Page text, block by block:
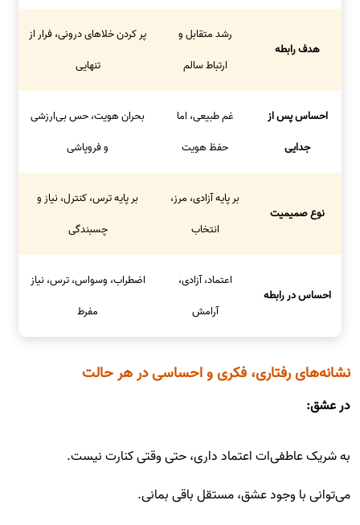
هدف رابطه
رشد متقابل و
ارتباط سالم
پر کردن خلاهای درونی، فرار از
تنهایی
احساس پس از
جدایی
غم طبیعی، اما
حفظ هویت
بحران هویت، حس بی‌ارزشی
و فروپاشی
نوع صمیمیت
بر پایه آزادی، مرز،
انتخاب
بر پایه ترس، کنترل، نیاز و
چسبندگی
احساس در رابطه
اعتماد، آزادی،
آرامش
اضطراب، وسواس، ترس، نیاز
مفرط
نشانه‌های رفتاری، فکری و احساسی در هر حالت
در عشق:
به شریک عاطفی‌ات اعتماد داری، حتی وقتی کنارت نیست.
می‌توانی با وجود عشق، مستقل باقی بمانی.